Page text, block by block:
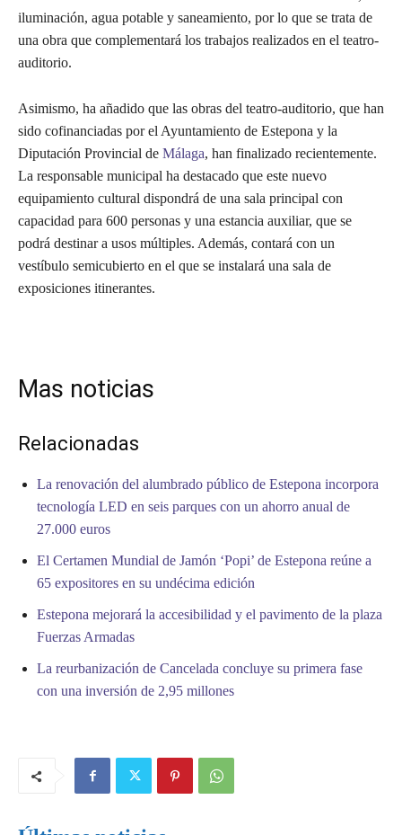
iluminación, agua potable y saneamiento, por lo que se trata de
una obra que complementará los trabajos realizados en el teatro-
auditorio.
Asimismo, ha añadido que las obras del teatro-auditorio, que han
sido cofinanciadas por el Ayuntamiento de Estepona y la
Diputación Provincial de Málaga, han finalizado recientemente.
La responsable municipal ha destacado que este nuevo
equipamiento cultural dispondrá de una sala principal con
capacidad para 600 personas y una estancia auxiliar, que se
podrá destinar a usos múltiples. Además, contará con un
vestíbulo semicubierto en el que se instalará una sala de
exposiciones itinerantes.
Mas noticias
Relacionadas
La renovación del alumbrado público de Estepona incorpora
tecnología LED en seis parques con un ahorro anual de
27.000 euros
El Certamen Mundial de Jamón ‘Popi’ de Estepona reúne a
65 expositores en su undécima edición
Estepona mejorará la accesibilidad y el pavimento de la plaza
Fuerzas Armadas
La reurbanización de Cancelada concluye su primera fase
con una inversión de 2,95 millones